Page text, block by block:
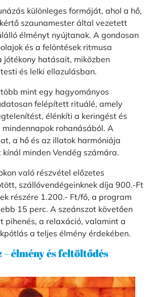
különleges formáját, ahol a hő,
szaunamester által vezetett
élményt nyújtanak. A gondosan
és a felöntések ritmusa
jótékony hatásait, miközben
és lelki ellazulásban.
mint egy hagyományos
felépített rituálé, amely
élénkíti a keringést és
rohanásából. A
a hő és az illatok harmóniája
minden Vendég számára.
való részvétel előzetes
szállóvendégeinknek díja 900.-Ft
részére 1.200.- Ft/fő, a program
15 perc. A szeánszot követően
pihenés, a relaxáció, valamint a
a teljes élmény érdekében.
– élmény és feltöltődés